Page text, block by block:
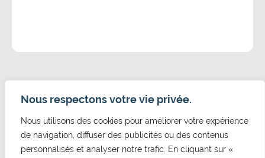
Nous respectons votre vie privée.
Nous utilisons des cookies pour améliorer votre expérience
de navigation, diffuser des publicités ou des contenus
personnalisés et analyser notre trafic. En cliquant sur «
CONTACT